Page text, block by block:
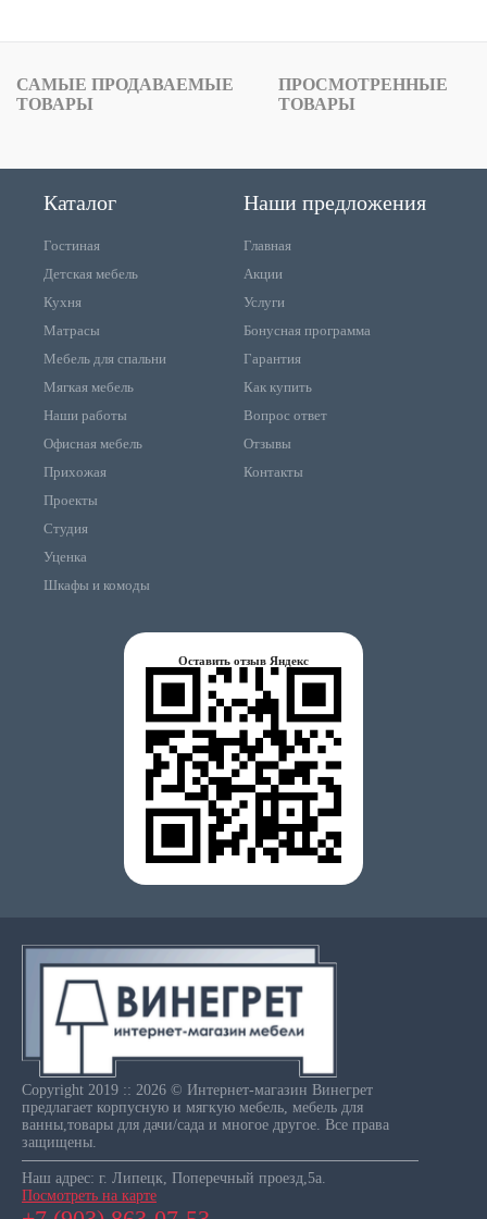
САМЫЕ ПРОДАВАЕМЫЕ
ТОВАРЫ
ПРОСМОТРЕННЫЕ
ТОВАРЫ
Каталог
Гостиная
Детская мебель
Кухня
Матрасы
Мебель для спальни
Мягкая мебель
Наши работы
Офисная мебель
Прихожая
Проекты
Студия
Уценка
Шкафы и комоды
Наши предложения
Главная
Акции
Услуги
Бонусная программа
Гарантия
Как купить
Вопрос ответ
Отзывы
Контакты
Оставить отзыв Яндекс
Copyright 2019 :: 2026 © Интернет-магазин Винегрет
предлагает корпусную и мягкую мебель, мебель для
ванны,товары для дачи/сада и многое другое. Все права
защищены.
Наш адрес: г. Липецк, Поперечный проезд,5а.
Посмотреть на карте